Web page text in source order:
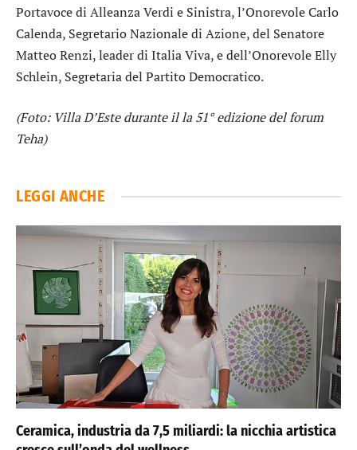
Portavoce di Alleanza Verdi e Sinistra, l’Onorevole Carlo
Calenda, Segretario Nazionale di Azione, del Senatore
Matteo Renzi, leader di Italia Viva, e dell’Onorevole Elly
Schlein, Segretaria del Partito Democratico.
(Foto: Villa D’Este durante il la 51° edizione del forum
Teha)
LEGGI ANCHE
Ceramica, industria da 7,5 miliardi: la nicchia artistica